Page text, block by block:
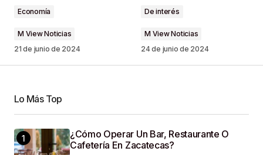
Comment
Your E-Mail
Economía
M View Noticias
21 de junio de 2024
De interés
M View Noticias
24 de junio de 2024
Lo Más Top
¿Cómo Operar Un Bar, Restaurante O
Cafetería En Zacatecas?